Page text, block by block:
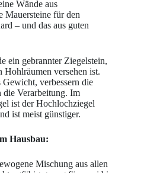
Wände aus
Mauersteine für den
– und das aus guten
ein gebrannter Ziegelstein,
versehen ist.
verbessern die
die Verarbeitung. Im
ist der Hochlochziegel
ist meist günstiger.
Hausbau:
Mischung aus allen